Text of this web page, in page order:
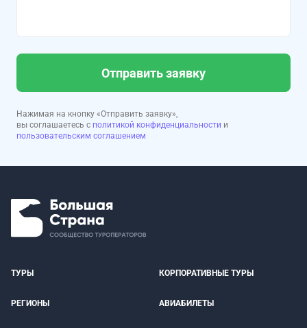
Отправить заявку
Нажимая на кнопку «Отправить заявку»,
вы соглашаетесь с политикой конфиденциальности и
пользовательским соглашением
ТУРЫ КОРПОРАТИВНЫЕ ТУРЫ
РЕГИОНЫ АВИАБИЛЕТЫ